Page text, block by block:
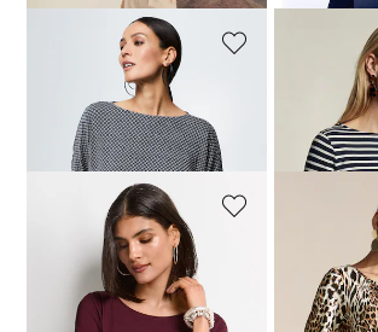
Shirt mit Fledermaus-Ärmeln
49,95 €99,95 €
MADELEINE
Ringelshirt mit
69,95 €
MADELEINE
Shirt mit U-Boot-Ausschnitt
+2 Farbe
MADELEINE
Shirt mit Leo-
79,95 €